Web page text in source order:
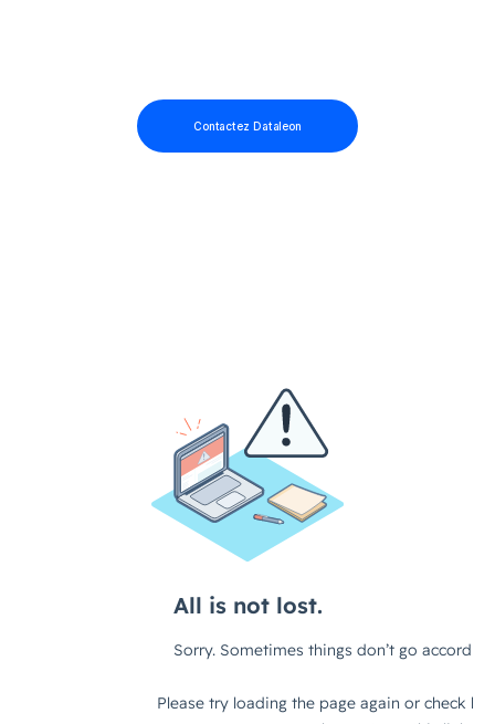
Contactez Dataleon